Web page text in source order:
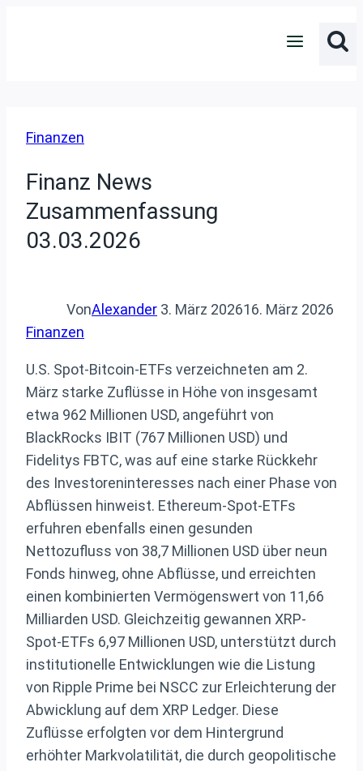
Finanzen
Finanz News
Zusammenfassung
03.03.2026
VonAlexander 3. März 202616. März 2026
Finanzen
U.S. Spot-Bitcoin-ETFs verzeichneten am 2.
März starke Zuflüsse in Höhe von insgesamt
etwa 962 Millionen USD, angeführt von
BlackRocks IBIT (767 Millionen USD) und
Fidelitys FBTC, was auf eine starke Rückkehr
des Investoreninteresses nach einer Phase von
Abflüssen hinweist. Ethereum-Spot-ETFs
erfuhren ebenfalls einen gesunden
Nettozufluss von 38,7 Millionen USD über neun
Fonds hinweg, ohne Abflüsse, und erreichten
einen kombinierten Vermögenswert von 11,66
Milliarden USD. Gleichzeitig gewannen XRP-
Spot-ETFs 6,97 Millionen USD, unterstützt durch
institutionelle Entwicklungen wie die Listung
von Ripple Prime bei NSCC zur Erleichterung der
Abwicklung auf dem XRP Ledger. Diese
Zuflüsse erfolgten vor dem Hintergrund
erhöhter Markvolatilität, die durch geopolitische